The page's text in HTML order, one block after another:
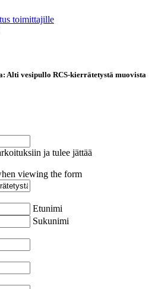
toimittajille
Alti vesipullo RCS-kierrätetystä muovista
ja tulee jättää
viewing the form
Etunimi
Sukunimi